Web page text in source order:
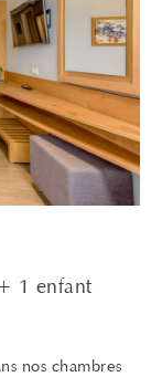
1 enfant
nos chambres